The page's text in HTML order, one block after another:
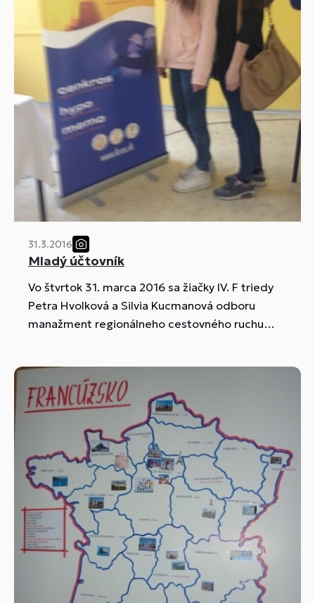
31.3.2016
Mladý účtovník
Vo štvrtok 31. marca 2016 sa žiačky IV. F triedy
Petra Hvolková a Silvia Kucmanová odboru
manažment regionálneho cestovného ruchu